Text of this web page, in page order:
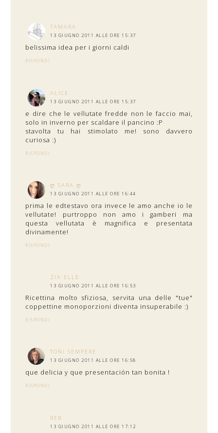
TAMARA
13 GIUGNO 2011 ALLE ORE 15:37
belissima idea per i giorni caldi
RISPONDI
ALICE
13 GIUGNO 2011 ALLE ORE 15:37
e dire che le vellutate fredde non le faccio mai,
solo in inverno per scaldare il pancino :P
stavolta tu hai stimolato me! sono davvero
curiosa :)
RISPONDI
Ღ SARA Ღ
13 GIUGNO 2011 ALLE ORE 16:44
prima le edtestavo ora invece le amo anche io le
vellutate! purtroppo non amo i gamberi ma
questa vellutata è magnifica e presentata
divinamente!
RISPONDI
ZIA ELLE
13 GIUGNO 2011 ALLE ORE 16:53
Ricettina molto sfiziosa, servita una delle "tue"
coppettine monoporzioni diventa insuperabile :)
RISPONDI
TOÑI SEMPERE
13 GIUGNO 2011 ALLE ORE 16:58
que delicia y que presentación tan bonita !
RISPONDI
REB
13 GIUGNO 2011 ALLE ORE 17:12